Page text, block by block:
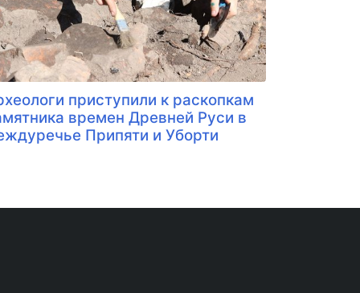
приступили к раскопкам
времен Древней Руси в
Припяти и Уборти